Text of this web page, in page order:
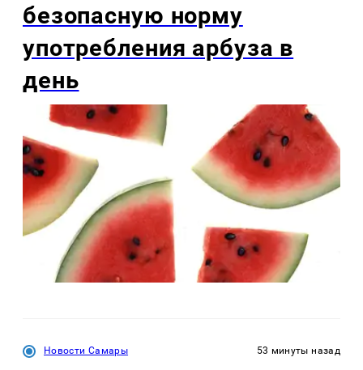
безопасную норму
употребления арбуза в
день
Новости Самары 53 минуты назад